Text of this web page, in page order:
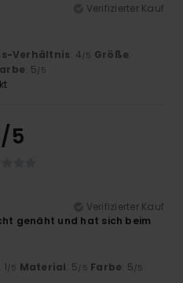
Verifizierter Kauf
Verhältnis: 4 /5 Größe:
: 5 /5
/5
Verifizierter Kauf
genäht und hat sich beim
: 1 /5 Material: 5 /5 Farbe: 5 /5